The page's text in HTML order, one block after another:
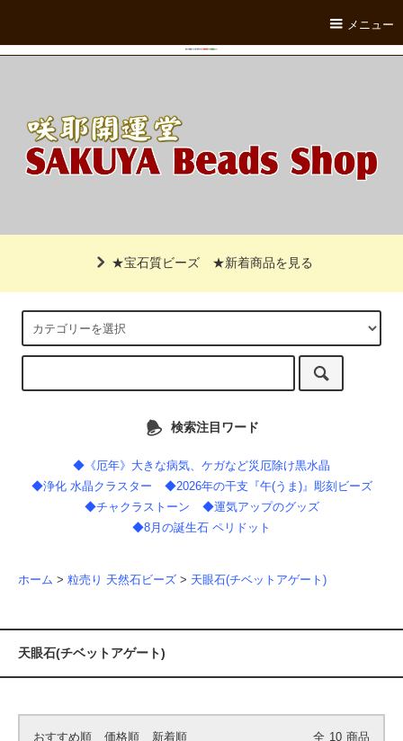
メニュー
★宝石質ビーズ ★新着商品を見る
検索注目ワード
◆《厄年》大きな病気、ケガなど災厄除け黒水晶
◆浄化 水晶クラスター
◆2026年の干支『午(うま)』彫刻ビーズ
◆チャクラストーン
◆運気アップのグッズ
◆8月の誕生石 ペリドット
ホーム > 粒売り 天然石ビーズ > 天眼石(チベットアゲート)
天眼石(チベットアゲート)
おすすめ順 価格順 新着順 全 10 商品